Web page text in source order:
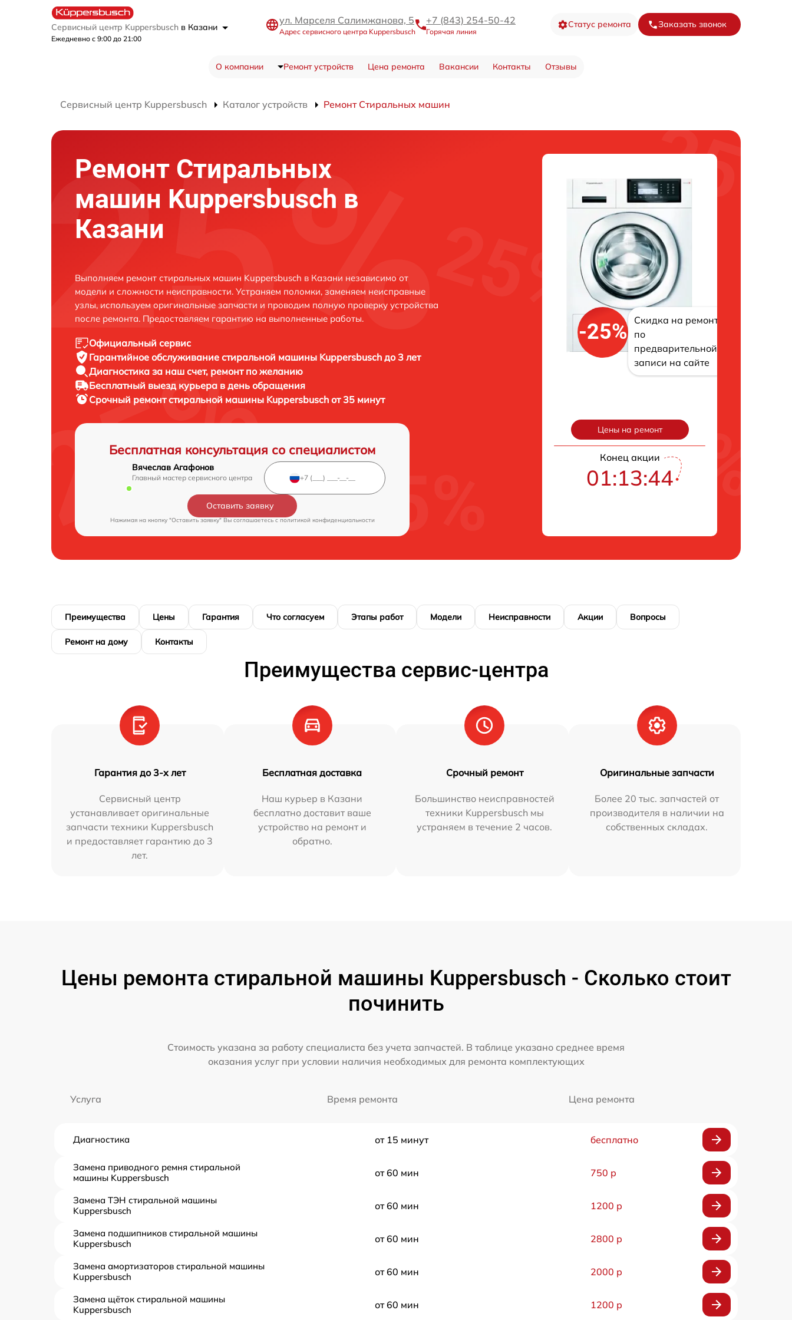
Сервисный центр Kuppersbusch в Казани
Ежедневно с 9:00 до 21:00
ул. Марселя Салимжанова, 5
Адрес сервисного центра Kuppersbusch
+7 (843) 254-50-42
Горячая линия
Статус ремонта Заказать звонок
О компании Ремонт устройств Цена ремонта Вакансии Контакты Отзывы
Сервисный центр Kuppersbusch Каталог устройств Ремонт Стиральных машин
Ремонт Стиральных
машин Kuppersbusch в
Казани
Выполняем ремонт стиральных машин Kuppersbusch в Казани независимо от
модели и сложности неисправности. Устраняем поломки, заменяем неисправные
узлы, используем оригинальные запчасти и проводим полную проверку устройства
после ремонта. Предоставляем гарантию на выполненные работы.
Официальный сервис
Гарантийное обслуживание стиральной машины Kuppersbusch до 3 лет
Диагностика за наш счет, ремонт по желанию
Бесплатный выезд курьера в день обращения
Срочный ремонтстиральной машины Kuppersbusch от 35 минут
Бесплатная консультация со специалистом
Вячеслав Агафонов
Главный мастер сервисного центра
Оставить заявку
Нажимая на кнопку "Оставить заявку" Вы соглашаетесь cполитикой конфиденциальности
-25%
Скидка на ремонт
по
предварительной
записи на сайте
Цены на ремонт
Конец акции
01:13:43
Преимущества Цены Гарантия Что согласуем Этапы работ Модели Неисправности Акции Вопросы
Ремонт на дому Контакты
Преимущества сервис-центра
Гарантия до 3-х лет
Сервисный центр
устанавливает оригинальные
запчасти техники Kuppersbusch
и предоставляет гарантию до 3
лет.
Бесплатная доставка
Наш курьер в Казани
бесплатно доставит ваше
устройство на ремонт и
обратно.
Срочный ремонт
Большинство неисправностей
техники Kuppersbusch мы
устраняем в течение 2 часов.
Оригинальные запчасти
Более 20 тыс. запчастей от
производителя в наличии на
собственных складах.
Цены ремонта стиральной машины Kuppersbusch - Сколько стоит
починить
Стоимость указана за работу специалиста без учета запчастей. В таблице указано среднее время
оказания услуг при условии наличия необходимых для ремонта комплектующих
Услуга Время ремонта Цена ремонта
Диагностика от 15 минут бесплатно
Замена приводного ремня стиральной
машины Kuppersbusch
от 60 мин 750 р
Замена ТЭН стиральной машины
Kuppersbusch
от 60 мин 1200 р
Замена подшипников стиральной машины
Kuppersbusch
от 60 мин 2800 р
Замена амортизаторов стиральной машины
Kuppersbusch
от 60 мин 2000 р
Замена щёток стиральной машины
Kuppersbusch
от 60 мин 1200 р